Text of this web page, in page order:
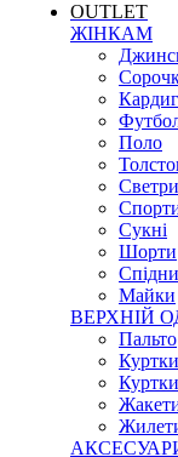
OUTLET
ЖІНКАМ
Поло
Светри
Сукні
Шорти
Майки
ВЕРХНІЙ
Пальто
Куртки